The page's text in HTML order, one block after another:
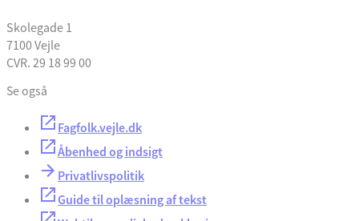
Skolegade 1
7100 Vejle
CVR. 29 18 99 00
Se også
Fagfolk.vejle.dk
Åbenhed og indsigt
Privatlivspolitik
Guide til oplæsning af tekst